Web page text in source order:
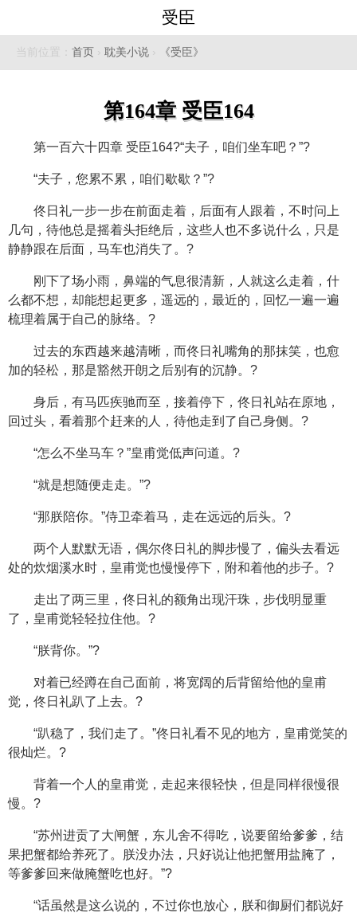
受臣
当前位置： 首页 › 耽美小说 › 《受臣》
第164章 受臣164
第一百六十四章 受臣164?“夫子，咱们坐车吧？”?
“夫子，您累不累，咱们歇歇？”?
佟日礼一步一步在前面走着，后面有人跟着，不时问上
几句，待他总是摇着头拒绝后，这些人也不多说什么，只是
静静跟在后面，马车也消失了。?
刚下了场小雨，鼻端的气息很清新，人就这么走着，什
么都不想，却能想起更多，遥远的，最近的，回忆一遍一遍
梳理着属于自己的脉络。?
过去的东西越来越清晰，而佟日礼嘴角的那抹笑，也愈
加的轻松，那是豁然开朗之后别有的沉静。?
身后，有马匹疾驰而至，接着停下，佟日礼站在原地，
回过头，看着那个赶来的人，待他走到了自己身侧。?
“怎么不坐马车？”皇甫觉低声问道。?
“就是想随便走走。”?
“那朕陪你。”侍卫牵着马，走在远远的后头。?
两个人默默无语，偶尔佟日礼的脚步慢了，偏头去看远
处的炊烟溪水时，皇甫觉也慢慢停下，附和着他的步子。?
走出了两三里，佟日礼的额角出现汗珠，步伐明显重
了，皇甫觉轻轻拉住他。?
“朕背你。”?
对着已经蹲在自己面前，将宽阔的后背留给他的皇甫
觉，佟日礼趴了上去。?
“趴稳了，我们走了。”佟日礼看不见的地方，皇甫觉笑的
很灿烂。?
背着一个人的皇甫觉，走起来很轻快，但是同样很慢很
慢。?
“苏州进贡了大闸蟹，东儿舍不得吃，说要留给爹爹，结
果把蟹都给养死了。朕没办法，只好说让他把蟹用盐腌了，
等爹爹回来做腌蟹吃也好。”?
“话虽然是这么说的，不过你也放心，朕和御厨们都说好